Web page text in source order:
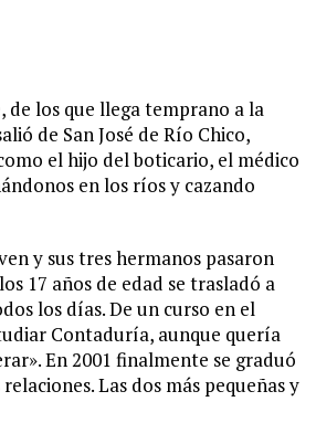
de los que llega temprano a la
de San José de Río Chico,
el hijo del boticario, el médico
en los ríos y cazando
y sus tres hermanos pasaron
17 años de edad se trasladó a
los días. De un curso en el
Contaduría, aunque quería
En 2001 finalmente se graduó
Las dos más pequeñas y